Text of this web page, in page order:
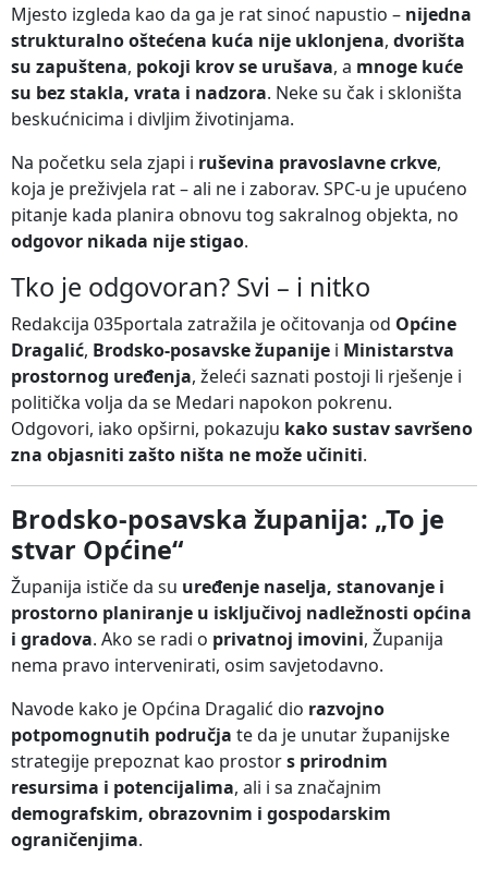
Mjesto izgleda kao da ga je rat sinoć napustio – nijedna
strukturalno oštećena kuća nije uklonjena, dvorišta
su zapuštena, pokoji krov se urušava, a mnoge kuće
su bez stakla, vrata i nadzora. Neke su čak i skloništa
beskućnicima i divljim životinjama.
Na početku sela zjapi i ruševina pravoslavne crkve,
koja je preživjela rat – ali ne i zaborav. SPC-u je upućeno
pitanje kada planira obnovu tog sakralnog objekta, no
odgovor nikada nije stigao.
Tko je odgovoran? Svi – i nitko
Redakcija 035portala zatražila je očitovanja od Općine
Dragalić, Brodsko-posavske županije i Ministarstva
prostornog uređenja, želeći saznati postoji li rješenje i
politička volja da se Medari napokon pokrenu.
Odgovori, iako opširni, pokazuju kako sustav savršeno
zna objasniti zašto ništa ne može učiniti.
Brodsko-posavska županija: „To je
stvar Općine“
Županija ističe da su uređenje naselja, stanovanje i
prostorno planiranje u isključivoj nadležnosti općina
i gradova. Ako se radi o privatnoj imovini, Županija
nema pravo intervenirati, osim savjetodavno.
Navode kako je Općina Dragalić dio razvojno
potpomognutih područja te da je unutar županijske
strategije prepoznat kao prostors prirodnim
resursima i potencijalima, ali i sa značajnim
demografskim, obrazovnim i gospodarskim
ograničenjima.